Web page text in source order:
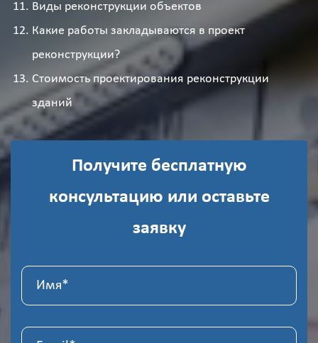
Виды реконструкции объектов
Какие работы закладываются в проект
реконструкции?
Стоимость проектирования реконструкции
зданий
Получите бесплатную
консультацию или оставьте
заявку